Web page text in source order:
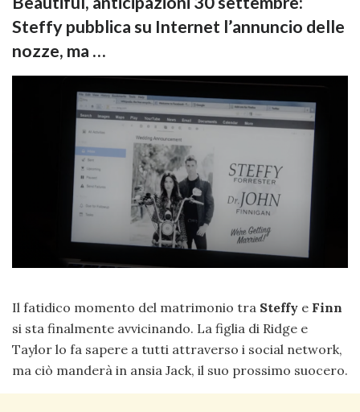
Steffy pubblica su Internet l’annuncio delle
nozze, ma …
Il fatidico momento del matrimonio tra Steffy e Finn
si sta finalmente avvicinando. La figlia di Ridge e
Taylor lo fa sapere a tutti attraverso i social network,
ma ciò manderà in ansia Jack, il suo prossimo suocero.